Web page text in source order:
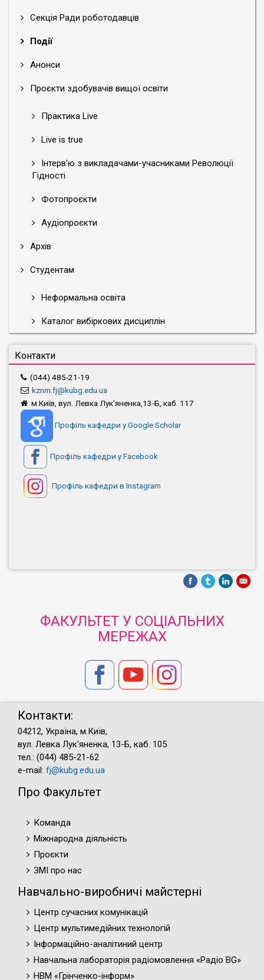
Секція Ради роботодавців
Події
Анонси
Проєкти здобувачів вищої освіти
Практика Live
Live is true
Інтерв'ю з викладачами-учасниками Революції
Гідності
Фотопроєкти
Аудіопроєкти
Архів
Студентам
Неформальна освіта
Каталог вибіркових дисциплін
Контакти
(044) 485-21-19
kznm.fj@kubg.edu.ua
м.Київ, вул. Левка Лук'яненка,13-Б, каб. 117
Профіль кафедри у Google Scholar
Профіль кафедри у Facebook
Профіль кафедри в Instagram
ФАКУЛЬТЕТ У СОЦІАЛЬНИХ
МЕРЕЖАХ
Контакти:
04212, Україна, м.Київ,
вул. Левка Лук'яненка, 13-Б, каб. 105
тел.: (044) 485-21-62
e-mail: fj@kubg.edu.ua
Про Факультет
Команда
Міжнародна діяльність
Проєкти
ЗМІ про нас
Навчально-виробничі майстерні
Центр сучасних комунікацій
Центр мультимедійних технологій
Інформаційно-аналітиний центр
Навчальна лабораторія радіомовлення «Радіо BG»
НВМ «Грінченко-інформ»